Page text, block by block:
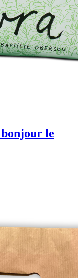
le